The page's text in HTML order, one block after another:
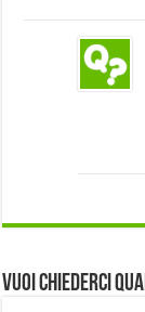
Vuoi chiederci